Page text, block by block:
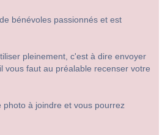
bénévoles passionnés et est
pleinement, c'est à dire envoyer
vous faut au préalable recenser votre
photo à joindre et vous pourrez